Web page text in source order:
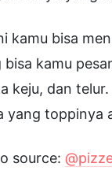
kamu bisa
bisa kamu
keju, dan
yang toppinya
source: